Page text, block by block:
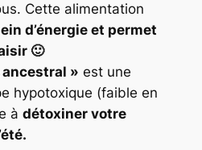
Cette alimentation
d’énergie et permet
🙂
» est une
hypotoxique (faible en
à détoxiner votre